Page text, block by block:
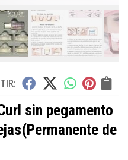
sin pegamento
(Permanente de